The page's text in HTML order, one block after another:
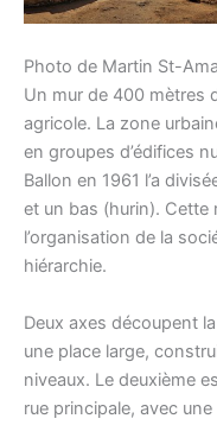
Photo de Martin St-
Un mur de 400 mètres
agricole. La zone
en groupes d’édifices
Ballon en 1961 l’a
et un bas (hurin). Cette
l’organisation de la
hiérarchie.
Deux axes découpent
une place large,
niveaux. Le deuxième
rue principale, avec